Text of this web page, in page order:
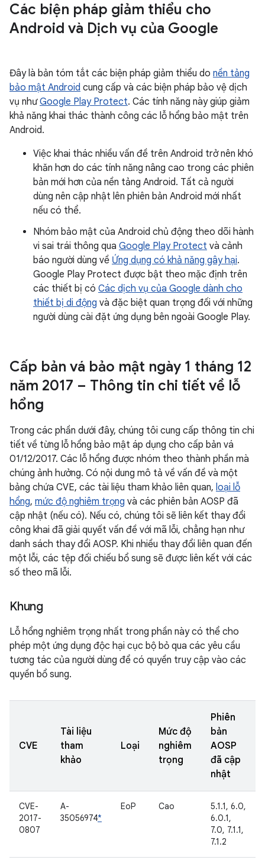
Các biện pháp giảm thiểu cho
Android và Dịch vụ của Google
Đây là bản tóm tắt các biện pháp giảm thiểu do nền tảng
bảo mật Android cung cấp và các biện pháp bảo vệ dịch
vụ nhưGoogle Play Protect. Các tính năng này giúp giảm
khả năng khai thác thành công các lỗ hổng bảo mật trên
Android.
Việc khai thác nhiều vấn đề trên Android trở nên khó
khăn hơn do các tính năng nâng cao trong các phiên
bản mới hơn của nền tảng Android. Tất cả người
dùng nên cập nhật lên phiên bản Android mới nhất
nếu có thể.
Nhóm bảo mật của Android chủ động theo dõi hành
vi sai trái thông qua Google Play Protect và cảnh
báo người dùng về Ứng dụng có khả năng gây hại.
Google Play Protect được bật theo mặc định trên
các thiết bị có Các dịch vụ của Google dành cho
thiết bị di động và đặc biệt quan trọng đối với những
người dùng cài đặt ứng dụng bên ngoài Google Play.
Cấp bản vá bảo mật ngày 1 tháng 12
năm 2017 – Thông tin chi tiết về lỗ
hổng
Trong các phần dưới đây, chúng tôi cung cấp thông tin chi
tiết về từng lỗ hổng bảo mật áp dụng cho cấp bản vá
01/12/2017. Các lỗ hổng được nhóm theo thành phần mà
chúng ảnh hưởng. Có nội dung mô tả về vấn đề và một
bảng chứa CVE, các tài liệu tham khảo liên quan, loại lỗ
hổng, mức độ nghiêm trọng và các phiên bản AOSP đã
cập nhật (nếu có). Nếu có, chúng tôi sẽ liên kết thay đổi
công khai đã giải quyết vấn đề với mã lỗi, chẳng hạn như
danh sách thay đổi AOSP. Khi nhiều thay đổi liên quan đến
một lỗi, các tệp đối chiếu bổ sung sẽ được liên kết với các
số theo mã lỗi.
Khung
Lỗ hổng nghiêm trọng nhất trong phần này có thể cho
phép một ứng dụng độc hại cục bộ bỏ qua các yêu cầu
tương tác của người dùng để có quyền truy cập vào các
quyền bổ sung.
CVE
Tài liệu
tham
khảo
Loại
Mức độ
nghiêm
trọng
Phiên
bản
AOSP
đã cập
nhật
CVE-
2017-
0807
A-
35056974*
EoP Cao
5.1.1, 6.0,
6.0.1,
7.0, 7.1.1,
7.1.2